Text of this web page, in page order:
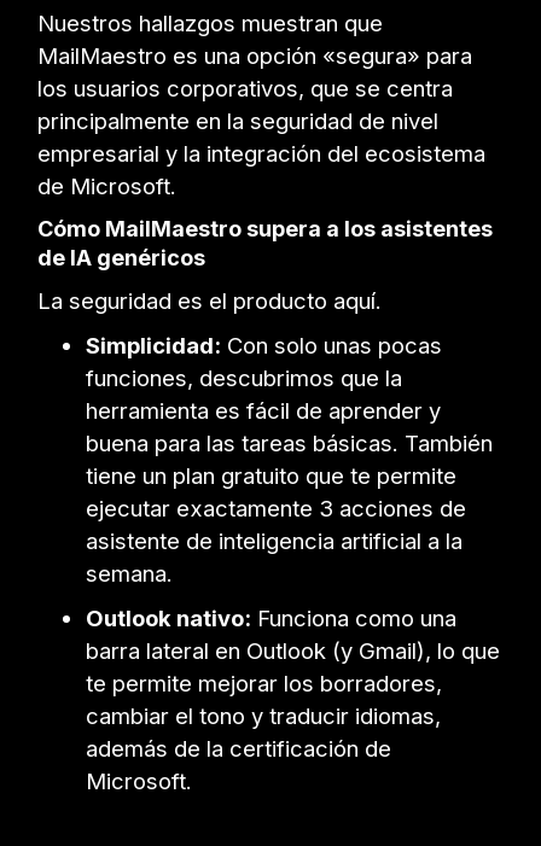
Nuestros hallazgos muestran que
MailMaestro es una opción «segura» para
los usuarios corporativos, que se centra
principalmente en la seguridad de nivel
empresarial y la integración del ecosistema
de Microsoft.
Cómo MailMaestro supera a los asistentes
de IA genéricos
La seguridad es el producto aquí.
Simplicidad: Con solo unas pocas
funciones, descubrimos que la
herramienta es fácil de aprender y
buena para las tareas básicas. También
tiene un plan gratuito que te permite
ejecutar exactamente 3 acciones de
asistente de inteligencia artificial a la
semana.
Outlook nativo: Funciona como una
barra lateral en Outlook (y Gmail), lo que
te permite mejorar los borradores,
cambiar el tono y traducir idiomas,
además de la certificación de
Microsoft.